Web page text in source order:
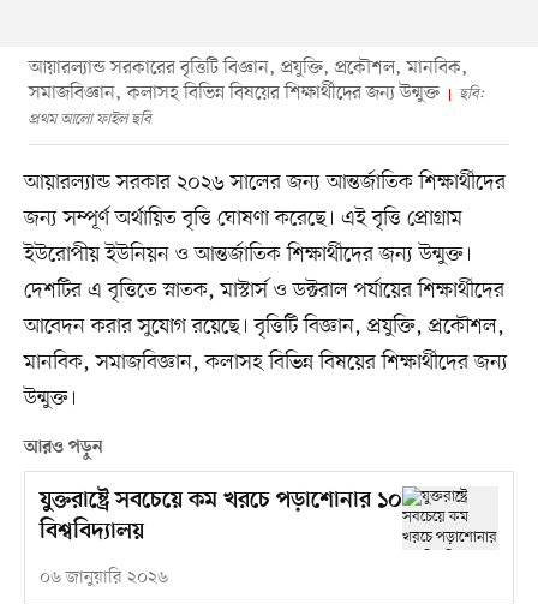
আয়ারল্যান্ড সরকারের বৃত্তিটি বিজ্ঞান, প্রযুক্তি, প্রকৌশল, মানবিক,
সমাজবিজ্ঞান, কলাসহ বিভিন্ন বিষয়ের শিক্ষার্থীদের জন্য উন্মুক্ত
ছবি:
প্রথম আলো ফাইল ছবি
আয়ারল্যান্ড সরকার ২০২৬ সালের জন্য আন্তর্জাতিক শিক্ষার্থীদের
জন্য সম্পূর্ণ অর্থায়িত বৃত্তি ঘোষণা করেছে। এই বৃত্তি প্রোগ্রাম
ইউরোপীয় ইউনিয়ন ও আন্তর্জাতিক শিক্ষার্থীদের জন্য উন্মুক্ত।
দেশটির এ বৃত্তিতে স্নাতক, মাস্টার্স ও ডক্টরাল পর্যায়ের শিক্ষার্থীদের
আবেদন করার সুযোগ রয়েছে। বৃত্তিটি বিজ্ঞান, প্রযুক্তি, প্রকৌশল,
মানবিক, সমাজবিজ্ঞান, কলাসহ বিভিন্ন বিষয়ের শিক্ষার্থীদের জন্য
উন্মুক্ত।
আরও পড়ুন
যুক্তরাষ্ট্রে সবচেয়ে কম খরচে পড়াশোনার ১০
বিশ্ববিদ্যালয়
০৬ জানুয়ারি ২০২৬